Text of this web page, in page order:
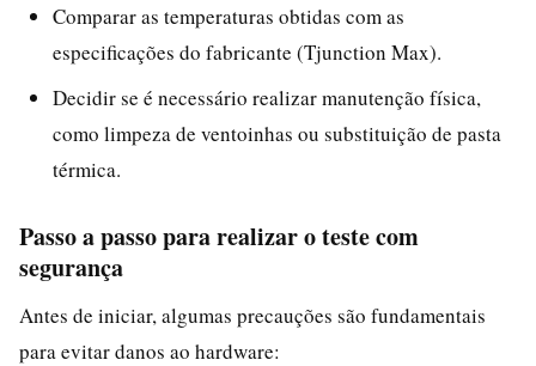
Comparar as temperaturas obtidas com as
especificações do fabricante (Tjunction Max).
Decidir se é necessário realizar manutenção física,
como limpeza de ventoinhas ou substituição de pasta
térmica.
Passo a passo para realizar o teste com
segurança
Antes de iniciar, algumas precauções são fundamentais
para evitar danos ao hardware: